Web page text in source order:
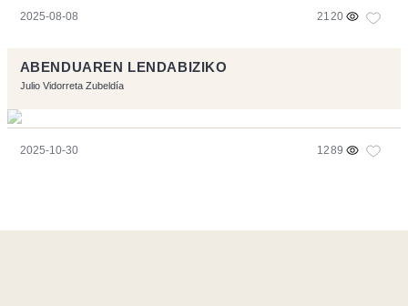
2025-08-08 2120
ABENDUAREN LENDABIZIKO
Julio Vidorreta Zubeldía
2025-10-30 1289